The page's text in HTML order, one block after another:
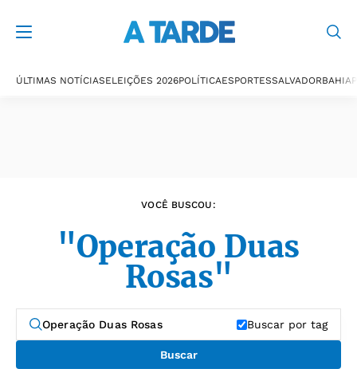
ÚLTIMAS NOTÍCIASELEIÇÕES 2026POLÍTICAESPORTESSALVADORBAHIA
VOCÊ BUSCOU:
"Operação Duas
Rosas"
Buscar por tag
Buscar